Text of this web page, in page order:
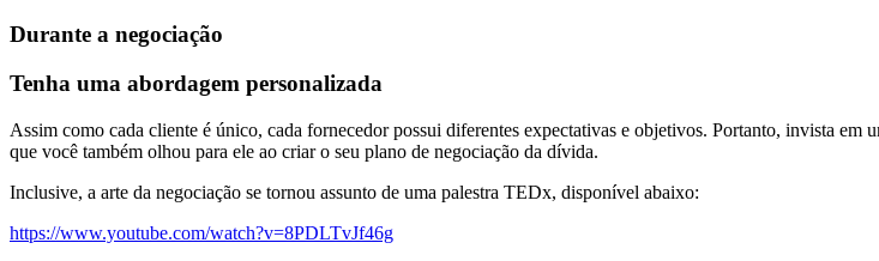
Durante a negociação
Tenha uma abordagem personalizada
Assim como cada cliente é único, cada fornecedor possui diferentes expectativas e objetivos. Portanto, invista
que você também olhou para ele ao criar o seu plano de negociação da dívida.
Inclusive, a arte da negociação se tornou assunto de uma palestra TEDx, disponível abaixo:
https://www.youtube.com/watch?v=8PDLTvJf46g